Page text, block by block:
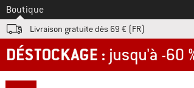
Vers le
Boutique
Livraison gratuite dès 69 € (FR)
DÉSTOCKAGE : jusqu'à -60 %